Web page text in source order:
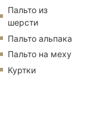
Пальто из
шерсти
Пальто альпака
Пальто на меху
Куртки